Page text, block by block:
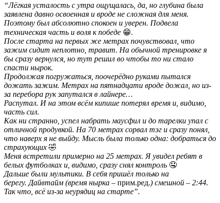
“Лёгкая усталость с утра ощущалась, да, но глубина была
заявлена давно освоенная и вроде не сложная для меня.
Поэтому был абсолютно спокоен и уверен. Подвела
техническая часть и воля к победе 😁.
После старта на первых же метрах почувствовал, что
зажим сидит неплотно, травит. На обычной тренировке я
бы сразу вернулся, но тут решил во чтобы то ни стало
спасти нырок.
Продолжая погружаться, поочерёдно руками пытался
дожать зажим. Метрах на пятнадцати вроде дожал, но из-
за перебора рук запутался в лайнере…
Распутал. И на этом всём кипише потерял время и, видимо,
часть сил.
Как ни странно, успел набрать маусфил и до тарелки упал с
отличной продувкой. На 70 метрах сорвал тэг и сразу понял,
что наверх я не выйду. Мысль была только одна: добраться до
страхующих 🤣
Меня встретили примерно на 25 метрах. Я увидел ребят в
белых футболках и, видимо, сразу снял контроль 🤤
Дальше были мультики. В себя пришёл только на
берегу. Дайвтайм (время нырка – прим.ред.) смешной – 2:44.
Так что, всё из-за неурядиц на старте”.